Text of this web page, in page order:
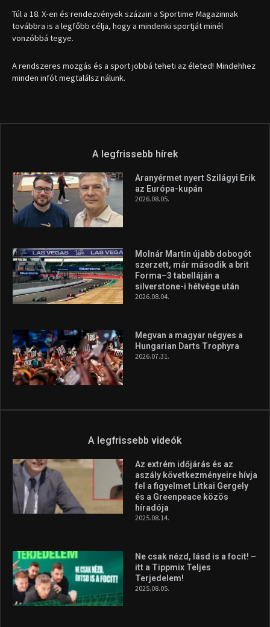
Túl a 18. X-en és rendezvények százain a Sportime Magazinnak
továbbra is a legfőbb célja, hogy a mindenki sportját minél
vonzóbbá tegye.
A rendszeres mozgás és a sport jobbá teheti az életed! Mindehhez
minden infót megtalálsz nálunk.
A legfrissebb hírek
Aranyérmet nyert Szilágyi Erik
az Európa-kupán
2026.08.05.
Molnár Martin újabb dobogót
szerzett, már második a brit
Forma–3 tabelláján a
silverstone-i hétvége után
2026.08.04.
Megvan a magyar négyes a
Hungarian Darts Trophyra
2026.07.31.
A legfrissebb videók
Az extrém időjárás és az
aszály következményeire hívja
fel a figyelmet Litkai Gergely
és a Greenpeace közös
híradója
2025.08.14.
Ne csak nézd, lásd is a focit! –
itt a Tippmix Teljes
Terjedelem!
2025.08.05.